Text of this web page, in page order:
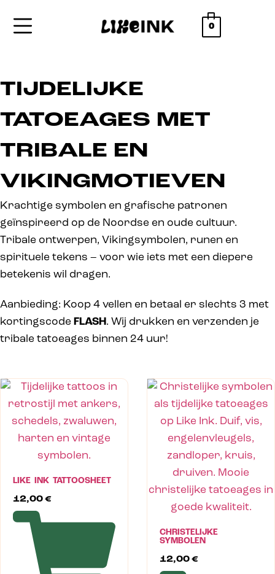
0
TIJDELIJKE
TATOEAGES MET
TRIBALE EN
VIKINGMOTIEVEN
Krachtige symbolen en grafische patronen
geïnspireerd op de Noordse en oude cultuur.
Tribale ontwerpen, Vikingsymbolen, runen en
spirituele tekens – voor wie iets met een diepere
betekenis wil dragen.
Aanbieding: Koop 4 vellen en betaal er slechts 3 met
kortingscode FLASH . Wij drukken en verzenden je
tribale tatoeages binnen 24 uur!
LIKE INK TATTOOSHEET
12,00 €
CHRISTELIJKE
SYMBOLEN
12,00 €